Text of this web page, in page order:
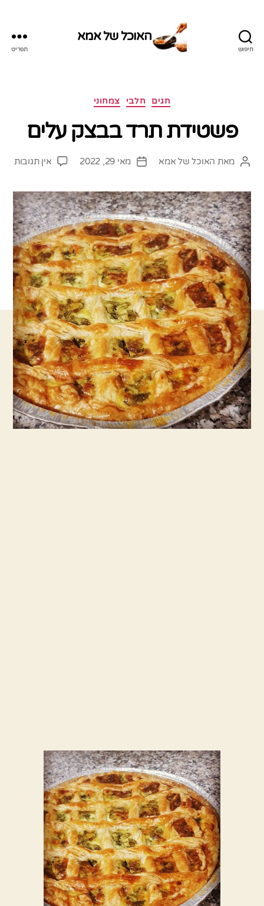
חיפוש
האוכל של אמא
תפריט
קטגוריות חגים חלבי צמחוני
פשטידת תרד בבצק עלים
המחבר
מאת האוכל של אמא
תאריך
מאי 29, 2022 אין תגובות